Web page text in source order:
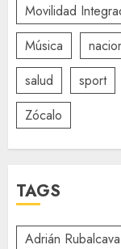
Movilidad
Música
salud
sport
Zócalo
TAGS
Adrián Rubalcava